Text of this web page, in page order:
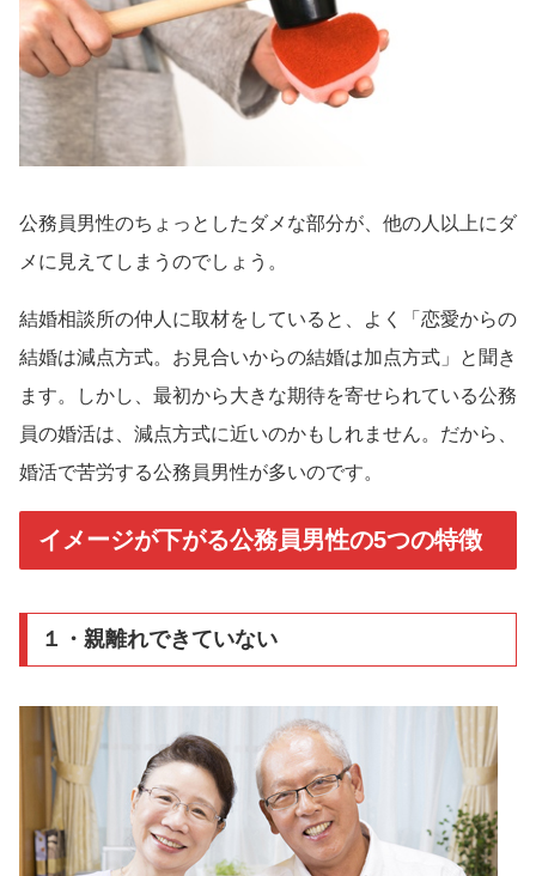
公務員男性のちょっとしたダメな部分が、他の人以上にダ
メに見えてしまうのでしょう。
結婚相談所の仲人に取材をしていると、よく「恋愛からの
結婚は減点方式。お見合いからの結婚は加点方式」と聞き
ます。しかし、最初から大きな期待を寄せられている公務
員の婚活は、減点方式に近いのかもしれません。だから、
婚活で苦労する公務員男性が多いのです。
イメージが下がる公務員男性の5つの特徴
１・親離れできていない